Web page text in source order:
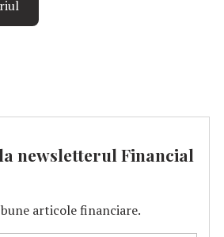
newsletterul Financial
articole financiare.